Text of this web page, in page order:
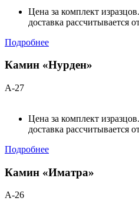
Цена за комплект
доставка рассчитывается
Подробнее
Камин «Нурден»
А-27
Цена за комплект
доставка рассчитывается
Подробнее
Камин «Иматра»
А-26